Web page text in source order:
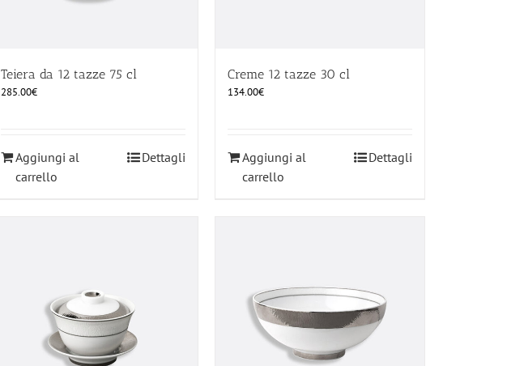
Teiera da 12 tazze 75 cl
285.00€
Aggiungi al
carrello
Dettagli
Creme 12 tazze 30 cl
134.00€
Aggiungi al
carrello
Dettagli